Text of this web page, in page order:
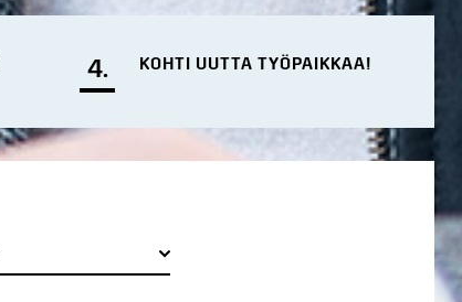
4. KOHTI UUTTA TYÖPAIKKAA!